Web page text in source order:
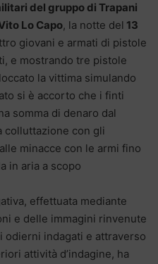
del gruppo di Trapani
Lo Capo, la notte del 13
giovani e armati di pistole
e mostrando tre pistole
la vittima simulando
si è accorto che i finti
somma di denaro dal
colluttazione con gli
minacce con le armi fino
in aria a scopo
effettuata mediante
e delle immagini rinvenute
indagati e attraverso
attività d’indagine, ha